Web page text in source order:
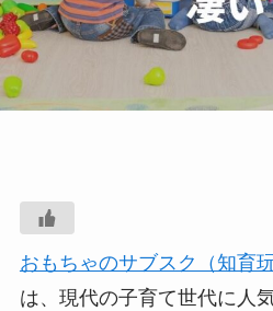
おもちゃのサブスク（知育
は、現代の子育て世代に人